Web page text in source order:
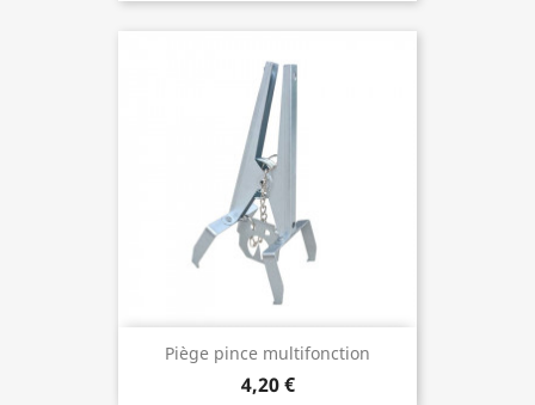
Piège pince multifonction
4,20 €